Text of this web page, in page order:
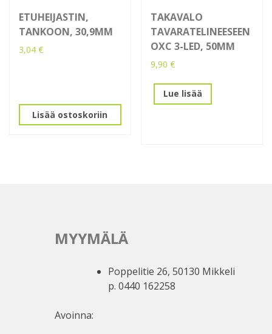
ETUHEIJASTIN,
TANKOON, 30,9MM
3,04 €
Lisää ostoskoriin
TAKAVALO
TAVARATELINEESEEN
OXC 3-LED, 50MM
9,90€
Lue lisää
MYYMÄLÄ
Poppelitie 26, 50130 Mikkeli
p. 0440 162258
Avoinna: